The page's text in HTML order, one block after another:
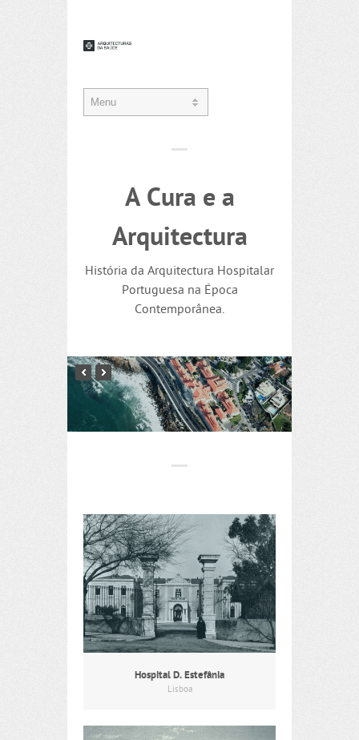
A Cura e a
Arquitectura
História da Arquitectura Hospitalar
Portuguesa na Época
Contemporânea.
Hospital D. Estefânia
Lisboa